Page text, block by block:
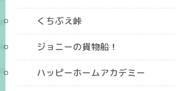
くちぶえ峠
ジョニーの貨物船！
ハッピーホームアカデミー